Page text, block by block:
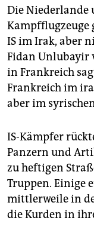
Die Niederlande
Kampfflugzeuge
IS im Irak, aber
Fidan Unlubayir
in Frankreich
Frankreich im
aber im
IS-Kämpfer
Panzern und
zu heftigen
Truppen. Einige
mittlerweile in
die Kurden in